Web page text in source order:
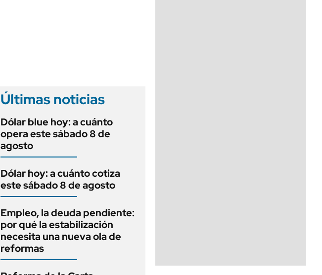
Últimas noticias
Dólar blue hoy: a cuánto
opera este sábado 8 de
agosto
Dólar hoy: a cuánto cotiza
este sábado 8 de agosto
Empleo, la deuda pendiente:
por qué la estabilización
necesita una nueva ola de
reformas